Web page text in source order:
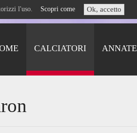
l'uso. Scopri come Ok, accetto
CALCIATORI ANNATE